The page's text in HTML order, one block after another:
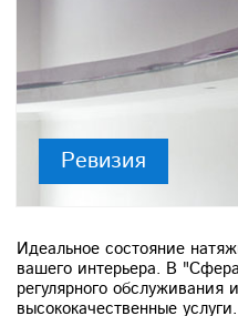
Ревизия
Идеальное состояние
вашего интерьера. В
регулярного
высококачественные услуги.